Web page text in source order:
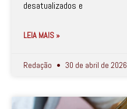
desatualizados e
LEIA MAIS »
Redação 30 de abril de 2026